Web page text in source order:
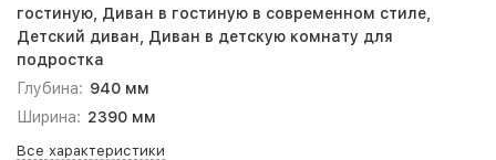
гостиную, Диван в гостиную в современном стиле,
Детский диван, Диван в детскую комнату для
подростка
Глубина: 940 мм
Ширина: 2390 мм
Все характеристики